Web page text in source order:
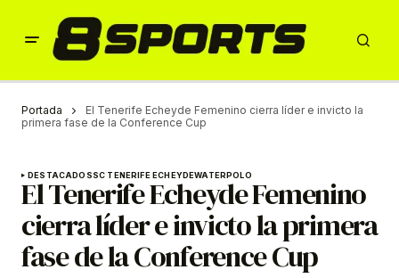
Portada
El Tenerife Echeyde Femenino cierra líder e invicto la
primera fase de la Conference Cup
DESTACADOSSC TENERIFE ECHEYDEWATERPOLO
El Tenerife Echeyde Femenino
cierra líder e invicto la primera
fase de la Conference Cup